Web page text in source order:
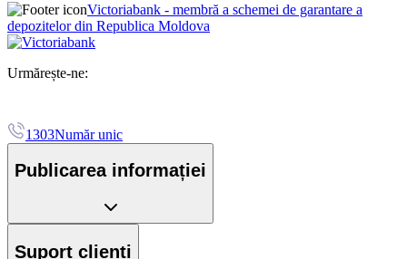
Victoriabank - membră a schemei de garantare a
depozitelor din Republica Moldova
Urmărește-ne:
1303Număr unic
Publicarea informației
Suport clienți